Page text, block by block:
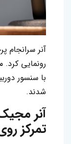
آنر سرانجام
شدند.
تمرکز